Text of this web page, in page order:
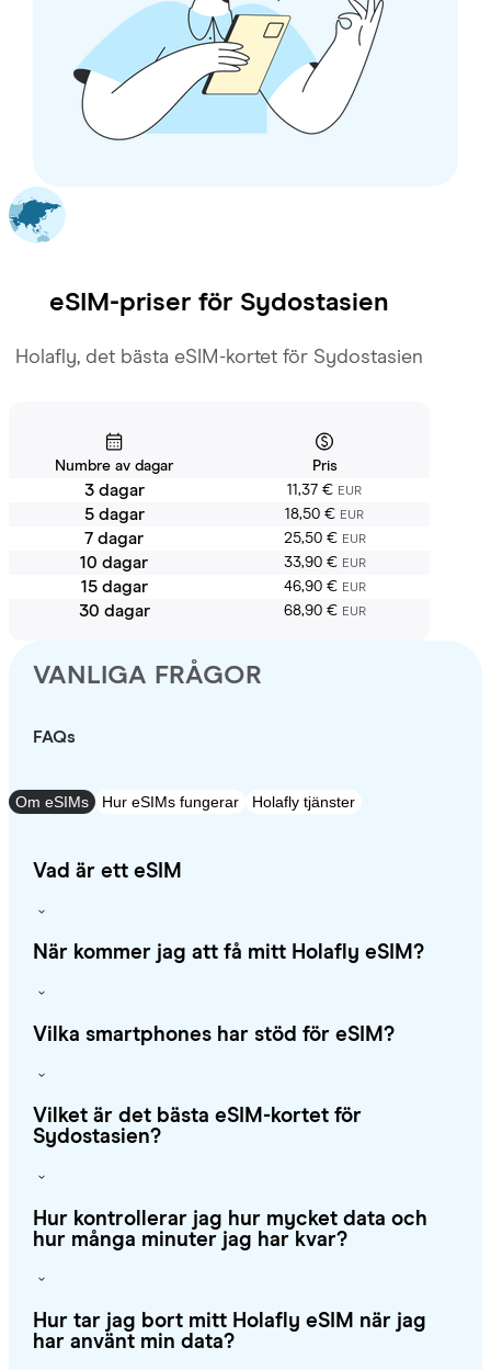
eSIM-priser för Sydostasien
Holafly, det bästa eSIM-kortet för Sydostasien
Numbre av dagar Pris
3 dagar 11,37 € EUR
5 dagar 18,50 € EUR
7 dagar 25,50 € EUR
10 dagar 33,90 € EUR
15 dagar 46,90 € EUR
30 dagar 68,90 € EUR
VANLIGA FRÅGOR
FAQs
Om eSIMs Hur eSIMs fungerar Holafly tjänster
Vad är ett eSIM
När kommer jag att få mitt Holafly eSIM?
Vilka smartphones har stöd för eSIM?
Vilket är det bästa eSIM-kortet för
Sydostasien?
Hur kontrollerar jag hur mycket data och
hur många minuter jag har kvar?
Hur tar jag bort mitt Holafly eSIM när jag
har använt min data?